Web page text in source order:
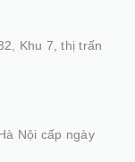
Khu 7, thị trấn
Nội cấp ngày